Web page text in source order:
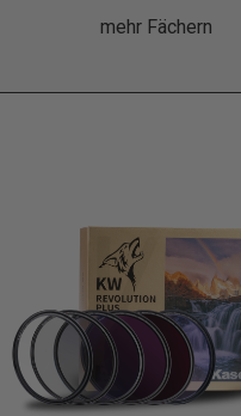
mehr Fächern